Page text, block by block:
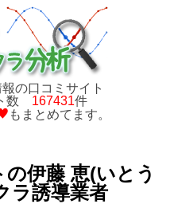
の口コミサイト
数 167431件
もまとめてます。
伊藤 恵(いとう
ラ誘導業者